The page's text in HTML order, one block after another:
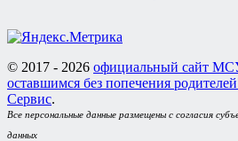
© 2017 - 2026 официальный сайт
оставшимся без попечения
Сервис.
Все персональные данные размещены с согласия
данных